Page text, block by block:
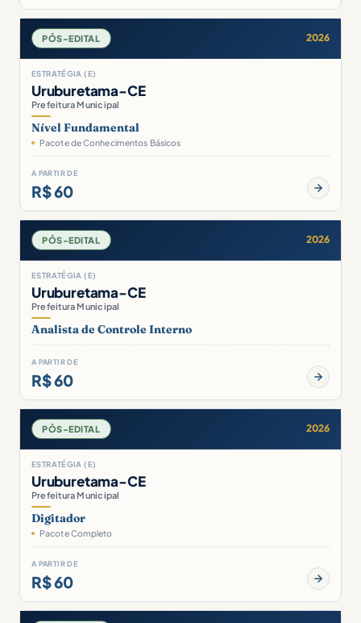
PÓS-EDITAL 2026
ESTRATÉGIA (E)
Uruburetama-CE
Prefeitura Municipal
Nível Fundamental
Pacote de Conhecimentos Básicos
A PARTIR DE
R$ 60
PÓS-EDITAL 2026
ESTRATÉGIA (E)
Uruburetama-CE
Prefeitura Municipal
Analista de Controle Interno
A PARTIR DE
R$ 60
PÓS-EDITAL 2026
ESTRATÉGIA (E)
Uruburetama-CE
Prefeitura Municipal
Digitador
Pacote Completo
A PARTIR DE
R$ 60